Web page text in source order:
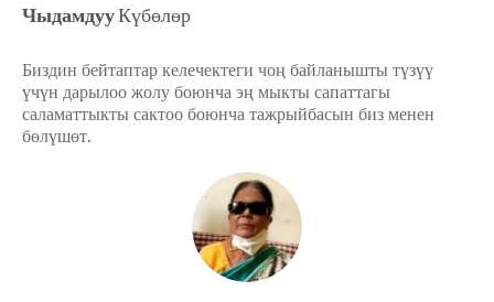
ЧыдамдууКүбөлөр
Биздин бейтаптар келечектеги чоң байланышты түзүү
үчүн дарылоо жолу боюнча эң мыкты сапаттагы
саламаттыкты сактоо боюнча тажрыйбасын биз менен
бөлүшөт.